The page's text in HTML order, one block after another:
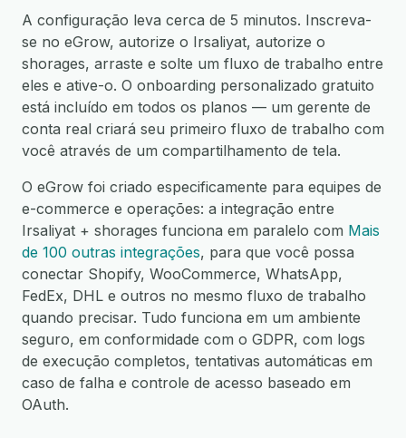
A configuração leva cerca de 5 minutos. Inscreva-
se no eGrow, autorize o Irsaliyat, autorize o
shorages, arraste e solte um fluxo de trabalho entre
eles e ative-o. O onboarding personalizado gratuito
está incluído em todos os planos — um gerente de
conta real criará seu primeiro fluxo de trabalho com
você através de um compartilhamento de tela.
O eGrow foi criado especificamente para equipes de
e-commerce e operações: a integração entre
Irsaliyat + shorages funciona em paralelo com Mais
de 100 outras integrações, para que você possa
conectar Shopify, WooCommerce, WhatsApp,
FedEx, DHL e outros no mesmo fluxo de trabalho
quando precisar. Tudo funciona em um ambiente
seguro, em conformidade com o GDPR, com logs
de execução completos, tentativas automáticas em
caso de falha e controle de acesso baseado em
OAuth.